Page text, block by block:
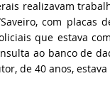
realizavam
com placas
que estava
ao banco de
de 40 anos,